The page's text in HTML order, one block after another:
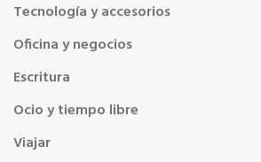
Tecnología y accesorios
Oficina y negocios
Escritura
Ocio y tiempo libre
Viajar